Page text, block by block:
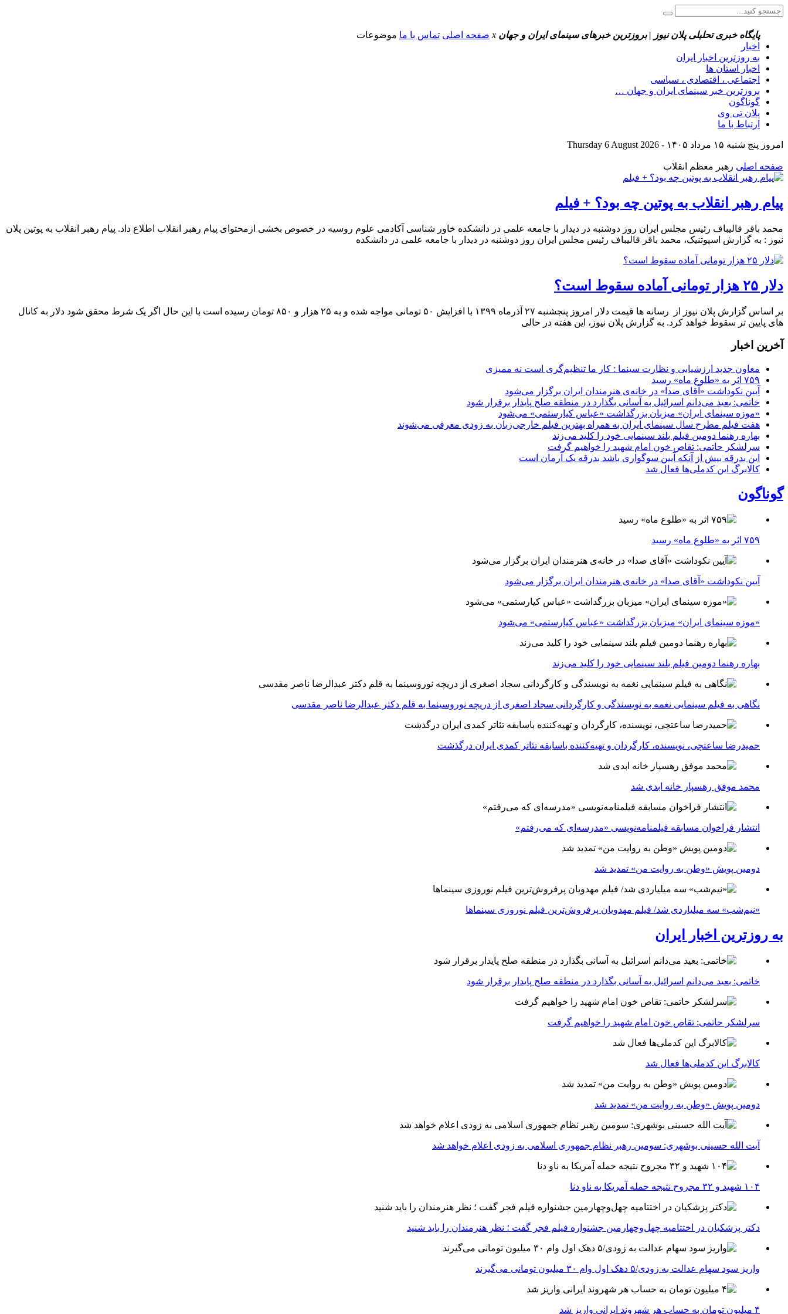
پایگاه خبری تحلیلی پلان نیوز | بروزترین خبرهای سینمای ایران و جهان x صفحه اصلی تماس با ما موضوعات
اخبار
به روزترین اخبار ایران
اخبار استان ها
اجتماعی ، اقتصادی ، سیاسی
بروزترین خبر سینمای ایران و جهان …
گوناگون
پلان تی وی
ارتباط با ما
امروز پنج شنبه ۱۵ مرداد ۱۴۰۵ - Thursday 6 August 2026
صفحه اصلی رهبر معظم انقلاب
پیام رهبر انقلاب به پوتین چه بود؟ + فیلم
محمد باقر قالیباف رئیس مجلس ایران روز دوشنبه در دیدار با جامعه علمی در دانشکده خاور شناسی آکادمی علوم روسیه در خصوص بخشی ازمحتوای پیام رهبر انقلاب اطلاع داد. پیام رهبر انقلاب به پوتین پلان
نیوز : به گزارش اسپوتنیک، محمد باقر قالیباف رئیس مجلس ایران روز دوشنبه در دیدار با جامعه علمی در دانشکده
دلار ۲۵ هزار تومانی آماده سقوط است؟
بر اساس گزارش پلان نیوز از رسانه ها قیمت دلار امروز پنجشنبه ۲۷ آذرماه ۱۳۹۹ با افزایش ۵۰ تومانی مواجه شده و به ۲۵ هزار و ۸۵۰ تومان رسیده است با این حال اگر یک شرط محقق شود دلار به کانال
های پایین تر سقوط خواهد کرد. به گزارش پلان نیوز، این هفته در حالی
آخرین اخبار
معاون جدید ارزشیابی و نظارت سینما : کار ما تنظیم‌گری است نه ممیزی
۷۵۹ اثر به «طلوع ماه» رسید
آیین نکوداشت «آقای صدا» در خانه‌ی هنرمندان ایران برگزار می‌شود
خاتمی: بعید می‌دانم اسرائیل به آسانی بگذارد در منطقه صلح پایدار برقرار شود
«موزه سینمای ایران» میزبان بزرگداشت «عباس کیارستمی» می‌شود
هفت فیلم مطرح سال سینمای ایران به همراه بهترین فیلم خارجی‌زبان به زودی معرفی می‌شوند
بهاره رهنما دومین فیلم بلند سینمایی خود را کلید می‌زند
سرلشکر حاتمی: تقاص خون امام شهید را خواهیم گرفت
این بدرقه بیش از آنکه آیین سوگواری باشد بدرقه یک آرمان است
کالابرگ این کدملی‌ها فعال شد
گوناگون
۷۵۹ اثر به «طلوع ماه» رسید
آیین نکوداشت «آقای صدا» در خانه‌ی هنرمندان ایران برگزار می‌شود
«موزه سینمای ایران» میزبان بزرگداشت «عباس کیارستمی» می‌شود
بهاره رهنما دومین فیلم بلند سینمایی خود را کلید می‌زند
نگاهی به فیلم سینمایی نغمه به نویسندگی و کارگردانی سجاد اصغری از دریچه نوروسینما به قلم دکتر عبدالرضا ناصر مقدسی
حمیدرضا ساعتچی، نویسنده، کارگردان و تهیه‌کننده باسابقه تئاتر کمدی ایران درگذشت
محمد موفق رهسپار خانه ابدی شد
انتشار فراخوان مسابقه فیلمنامه‌نویسی «مدرسه‌ای که می‌رفتم»
دومین پویش «وطن به روایت من» تمدید شد
«نیم‌شب» سه میلیاردی شد/ فیلم مهدویان پرفروش‌ترین فیلم نوروزی سینماها
به روزترین اخبار ایران
خاتمی: بعید می‌دانم اسرائیل به آسانی بگذارد در منطقه صلح پایدار برقرار شود
سرلشکر حاتمی: تقاص خون امام شهید را خواهیم گرفت
کالابرگ این کدملی‌ها فعال شد
دومین پویش «وطن به روایت من» تمدید شد
آیت الله حسینی بوشهری: سومین رهبر نظام جمهوری اسلامی به زودی اعلام خواهد شد
۱۰۴ شهید و ۳۲ مجروح نتیجه حمله آمریکا به ناو دنا
دکتر پزشکیان در اختتامیه چهل‌وچهارمین جشنواره فیلم فجر گفت ؛ نظر هنرمندان را باید شنید
واریز سود سهام عدالت به زودی/۵ دهک اول وام ۳۰ میلیون تومانی می‌گیرند
۴ میلیون تومان به حساب هر شهروند ایرانی واریز شد